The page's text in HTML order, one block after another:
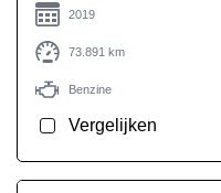
2019
73.891 km
Benzine
Vergelijken